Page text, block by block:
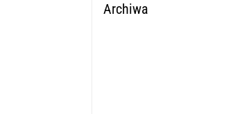
Archiwa